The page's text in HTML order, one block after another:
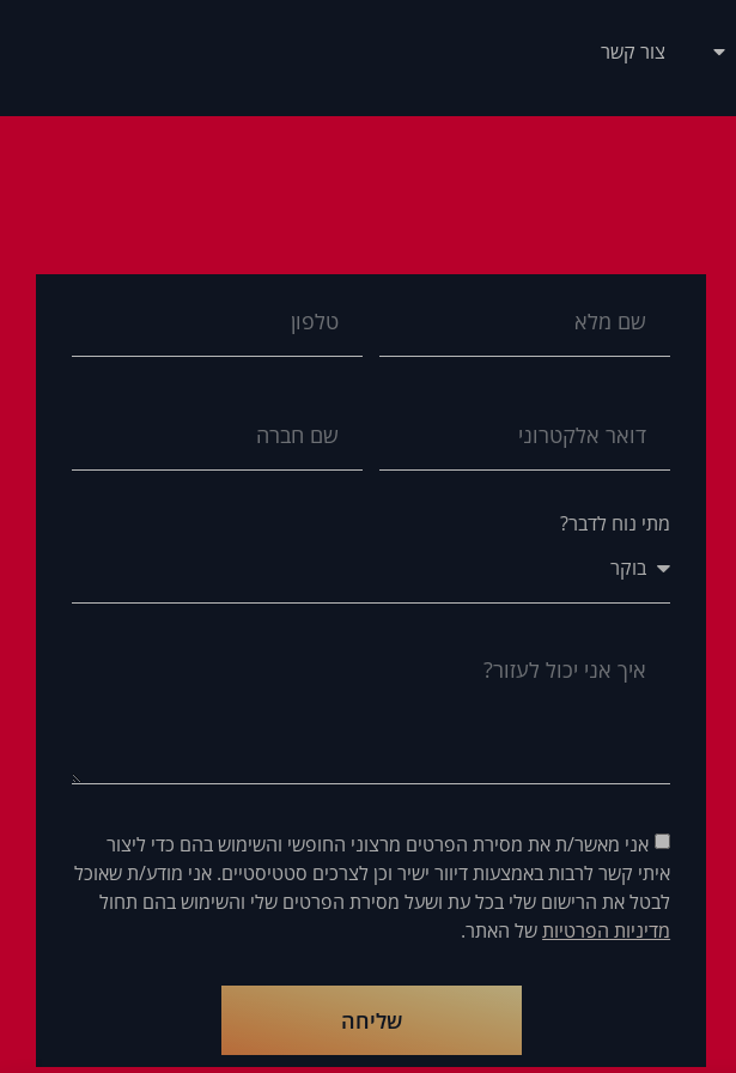
צור קשר
מתי נוח לדבר?
אני מאשר/ת את מסירת הפרטים מרצוני החופשי והשימוש בהם כדי ליצור
איתי קשר לרבות באמצעות דיוור ישיר וכן לצרכים סטטיסטיים. אני מודע/ת שאוכל
לבטל את הרישום שלי בכל עת ושעל מסירת הפרטים שלי והשימוש בהם תחול
מדיניות הפרטיותשל האתר.
שליחה